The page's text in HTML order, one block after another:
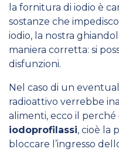
la fornitura di iodio è
sostanze che
iodio, la nostra
maniera corretta: si
disfunzioni.
Nel caso di un
radioattivo verrebbe
alimenti, ecco il perché
iodoprofilassi, cioè la
bloccare l’ingresso